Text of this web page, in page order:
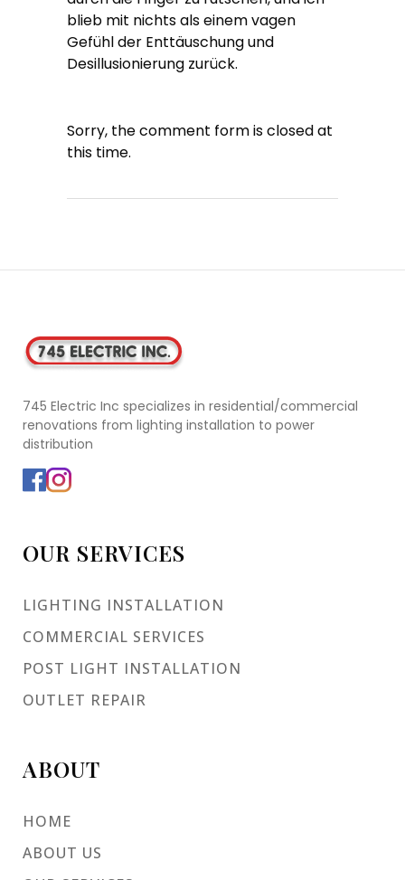
blieb mit nichts als einem vagen
Gefühl der Enttäuschung und
Desillusionierung zurück.
Sorry, the comment form is closed at
this time.
745 Electric Inc specializes in residential/commercial
renovations from lighting installation to power
distribution
OUR SERVICES
LIGHTING INSTALLATION
COMMERCIAL SERVICES
POST LIGHT INSTALLATION
OUTLET REPAIR
ABOUT
HOME
ABOUT US